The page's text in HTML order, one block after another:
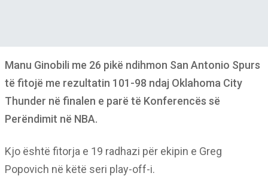
Manu Ginobili me 26 pikë ndihmon San Antonio Spurs
të fitojë me rezultatin 101-98 ndaj Oklahoma City
Thunder në finalen e parë të Konferencës së
Perëndimit në NBA.
Kjo është fitorja e 19 radhazi për ekipin e Greg
Popovich në këtë seri play-off-i.